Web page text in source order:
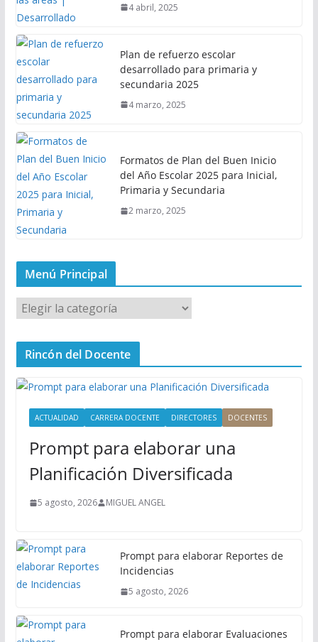
4 abril, 2025
Plan de refuerzo escolar
desarrollado para primaria y
secundaria 2025
4 marzo, 2025
Formatos de Plan del Buen Inicio
del Año Escolar 2025 para Inicial,
Primaria y Secundaria
2 marzo, 2025
Menú Principal
M
e
n
P
Rincón del Docente
ACTUALIDAD CARRERA DOCENTE DIRECTORES DOCENTES
Prompt para elaborar una
Planificación Diversificada
5 agosto, 2026 MIGUEL ANGEL
Prompt para elaborar Reportes de
Incidencias
5 agosto, 2026
Prompt para elaborar Evaluaciones